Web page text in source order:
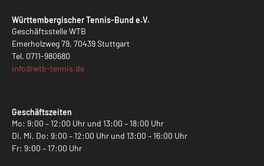
Württembergischer Tennis-Bund e.V.
Geschäftsstelle WTB
Emerholzweg 79, 70439 Stuttgart
Tel. 0711-980680
info@wtb-tennis.de
Geschäftszeiten
Mo: 9:00 – 12:00 Uhr und 13:00 – 18:00 Uhr
Di, Mi, Do: 9:00 – 12:00 Uhr und 13:00 – 16:00 Uhr
Fr: 9:00 – 17:00 Uhr